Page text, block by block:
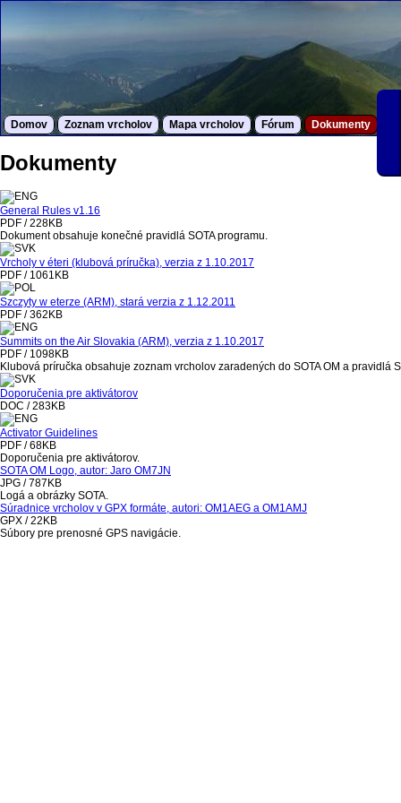
Domov Zoznam vrcholov Mapa vrcholov Fórum Dokumenty
Dokumenty
General Rules v1.16
PDF / 228KB
Dokument obsahuje konečné pravidlá SOTA programu.
Vrcholy v éteri (klubová príručka), verzia z 1.10.2017
PDF / 1061KB
Szczyty w eterze (ARM), stará verzia z 1.12.2011
PDF / 362KB
Summits on the Air Slovakia (ARM), verzia z 1.10.2017
PDF / 1098KB
Klubová príručka obsahuje zoznam vrcholov zaradených do SOTA OM a pravidlá
Doporučenia pre aktivátorov
DOC / 283KB
Activator Guidelines
PDF / 68KB
Doporučenia pre aktivátorov.
SOTA OM Logo, autor: Jaro OM7JN
JPG / 787KB
Logá a obrázky SOTA.
Súradnice vrcholov v GPX formáte, autori: OM1AEG a OM1AMJ
GPX / 22KB
Súbory pre prenosné GPS navigácie.